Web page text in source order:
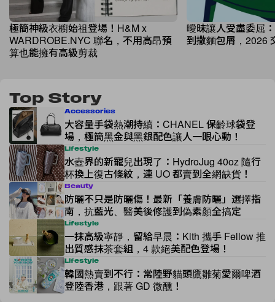
極簡神級衣櫥始祖登場！H&M x
WARDROBE.NYC 聯名，不用高昂預
算也能擁有高級剪裁
曖昧讓人受盡委屈
到撒麵包屑，2026
Top Story
Accessories
大容量手袋熱潮持續：CHANEL 保齡球袋登
場，極簡黑金與黑銀配色讓人一眼心動！
Lifestyle
水壺界的新寵兒出現了：HydroJug 40oz 隨行
杯換上復古條紋，連 UO 都賣到全網缺貨！
Beauty
防曬不只是防曬傷！最新「養膚防曬」選擇指
南，抗藍光、醫美後修護到偽素顏全搞定
Lifestyle
一抹高級寧靜，留給早晨：Kith 攜手 Fellow 推
出質感抹茶套組，4 款絕美配色登場！
Lifestyle
韓國熱賣到不行：常陸野貓頭鷹雛菊愛爾啤酒
登陸香港，跟著 GD 微醺！